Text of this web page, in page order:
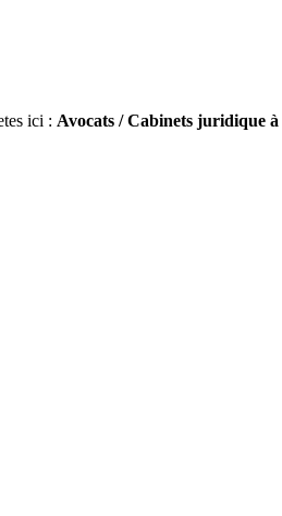
ici : Avocats / Cabinets juridique à